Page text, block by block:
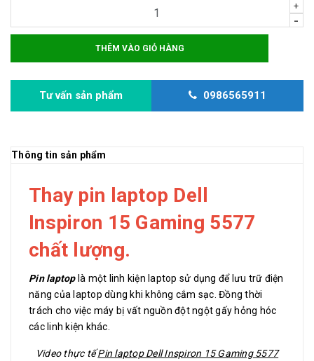
+
-
THÊM VÀO GIỎ HÀNG
Tư vấn sản phẩm 0986565911
Thông tin sản phẩm
Thay pin laptop Dell
Inspiron 15 Gaming 5577
chất lượng.
Pin laptop là một linh kiện laptop sử dụng để lưu trữ điện
năng của laptop dùng khi không cắm sạc. Đồng thời
trách cho việc máy bị vất nguồn đột ngột gấy hỏng hóc
các linh kiện khác.
Video thực tếPin laptop Dell Inspiron 15 Gaming 5577